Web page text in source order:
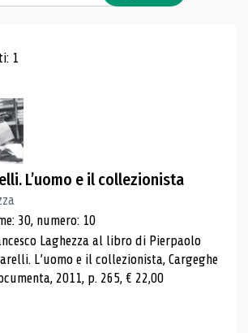
di ricerca
1
L’uomo e il collezionista
30, numero: 10
Laghezza al libro di Pierpaolo
L’uomo e il collezionista, Cargeghe
2011, p. 265, € 22,00